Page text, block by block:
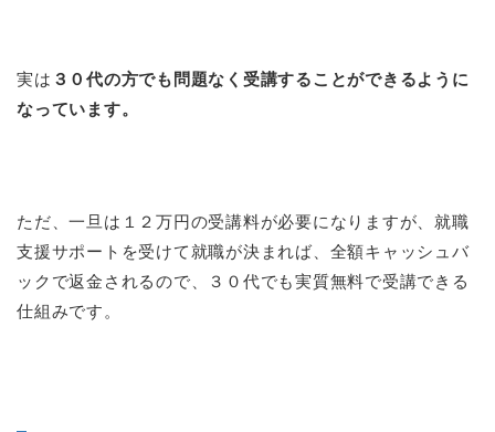
実は ３０代の方でも問題なく受講することができるように
なっています。
ただ、一旦は１２万円の受講料が必要になりますが、就職
支援サポートを受けて就職が決まれば、全額キャッシュバ
ックで返金されるので、３０代でも実質無料で受講できる
仕組みです。